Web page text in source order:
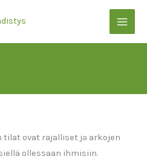
tilat ovat rajalliset jª arkojen
ollessaan ihmisiin.